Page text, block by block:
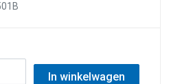
In winkelwagen